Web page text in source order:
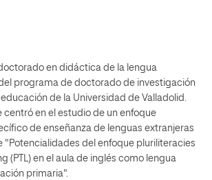
doctorado en didáctica de la lengua
programa de doctorado de investigación
de la Universidad de Valladolid.
centró en el estudio de un enfoque
de enseñanza de lenguas extranjeras
"Potencialidades del enfoque pluriliteracies
(PTL) en el aula de inglés como lengua
primaria".